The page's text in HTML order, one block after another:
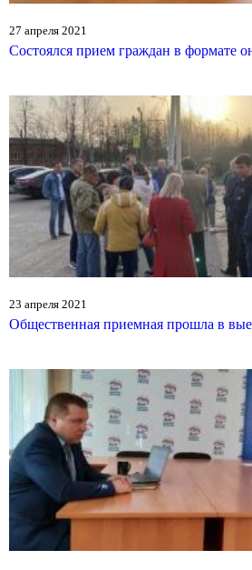
27 апреля 2021
Состоялся прием граждан в формате
23 апреля 2021
Общественная приемная прошла в